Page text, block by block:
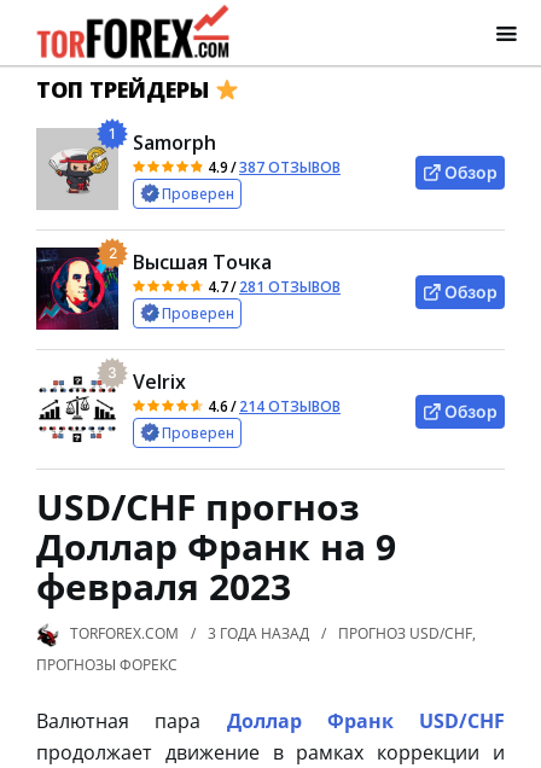
ТОП ТРЕЙДЕРЫ
1 Samorph
4.9/387 ОТЗЫВОВ
Проверен
Обзор
2 Высшая Точка
4.7/281 ОТЗЫВОВ
Проверен
Обзор
3 Velrix
4.6/214 ОТЗЫВОВ
Проверен
Обзор
USD/CHF прогноз
Доллар Франк на 9
февраля 2023
TORFOREX.COM 3 ГОДА НАЗАД ПРОГНОЗ USD/CHF,
ПРОГНОЗЫ ФОРЕКС
Валютная пара Доллар Франк USD/CHF
продолжает движение в рамках коррекции и